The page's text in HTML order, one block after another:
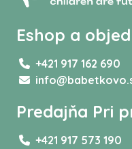
Eshop a
+421 917 162 690
Predajňa Pri
+421 917 573 190